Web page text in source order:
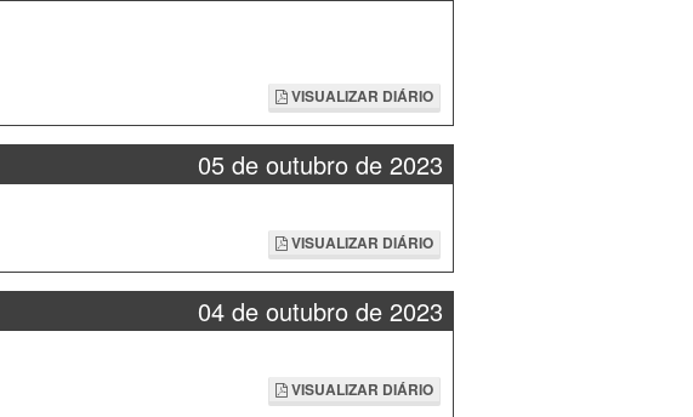
VISUALIZAR DIÁRIO
05 de outubro de 2023
VISUALIZAR DIÁRIO
04 de outubro de 2023
VISUALIZAR DIÁRIO